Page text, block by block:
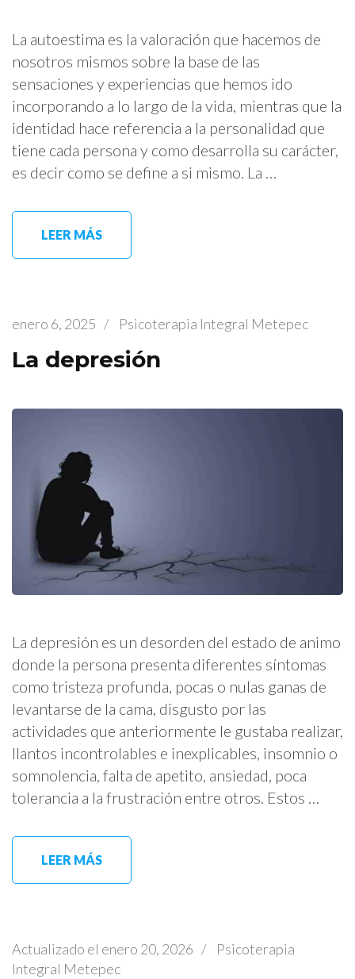
La autoestima es la valoración que hacemos de
nosotros mismos sobre la base de las
sensaciones y experiencias que hemos ido
incorporando a lo largo de la vida, mientras que la
identidad hace referencia a la personalidad que
tiene cada persona y como desarrolla su carácter,
es decir como se define a si mismo. La …
LEER MÁS
enero 6, 2025 / Psicoterapia Integral Metepec
La depresión
La depresión es un desorden del estado de animo
donde la persona presenta diferentes síntomas
como tristeza profunda, pocas o nulas ganas de
levantarse de la cama, disgusto por las
actividades que anteriormente le gustaba realizar,
llantos incontrolables e inexplicables, insomnio o
somnolencia, falta de apetito, ansiedad, poca
tolerancia a la frustración entre otros. Estos …
LEER MÁS
Actualizado el enero 20, 2026 /
Psicoterapia
Integral Metepec